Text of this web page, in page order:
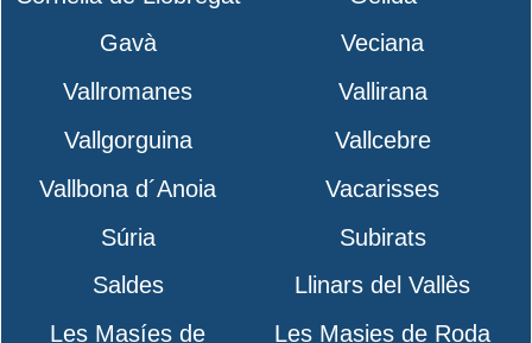
Gavà
Veciana
Vallromanes
Vallirana
Vallgorguina
Vallcebre
Vallbona d´Anoia
Vacarisses
Súria
Subirats
Saldes
Llinars del Vallès
Les Masíes de
Les Masies de Roda